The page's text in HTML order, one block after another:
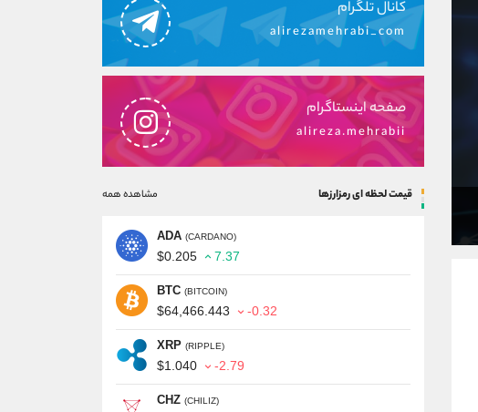
کانال تلگرام
alirezamehrabi_com
صفحه اینستاگرام
alireza.mehrabii
قیمت لحظه ای رمزارزها مشاهده همه
ADA (CARDANO)
$0.205 7.37
BTC (BITCOIN)
$64,466.443 -0.32
XRP (RIPPLE)
$1.040 -2.79
CHZ (CHILIZ)